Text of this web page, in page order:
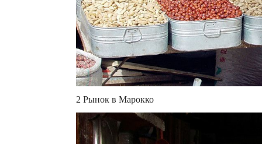
2 Рынок в Марокко